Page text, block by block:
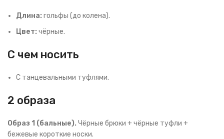
Длина: гольфы (до колена).
Цвет: чёрные.
С чем носить
С танцевальными туфлями.
2 образа
Образ 1 (бальные). Чёрные брюки + чёрные туфли +
бежевые короткие носки.